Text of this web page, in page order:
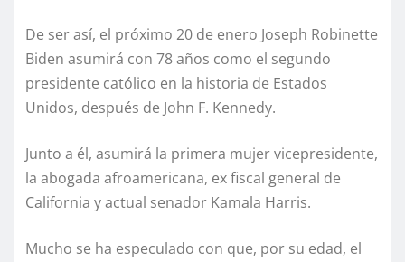
De ser así, el próximo 20 de enero Joseph Robinette
Biden asumirá con 78 años como el segundo
presidente católico en la historia de Estados
Unidos, después de John F. Kennedy.
Junto a él, asumirá la primera mujer vicepresidente,
la abogada afroamericana, ex fiscal general de
California y actual senador Kamala Harris.
Mucho se ha especulado con que, por su edad, el